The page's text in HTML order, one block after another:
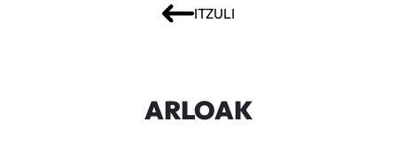
ITZULI
ARLOAK